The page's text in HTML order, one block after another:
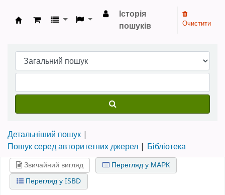
Бібліотека НТШ › Електронний каталог
Історія
пошуків
Очистити
Детальніший пошук
Пошук серед авторитетних джерел
Бібліотека
Звичайний вигляд
Перегляд у МАРК
Перегляд у ISBD